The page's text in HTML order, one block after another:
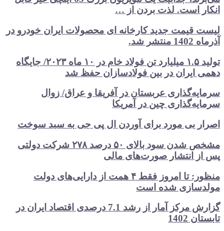
انکار است. لذت بردن از …
لیست قیمت جدید کارخانه ای محصولات ایران خودرو در
آذرماه 1402 منتشر شد.
تولید ۱.۵ میلیارد تن فولاد خام در ۱۰ ماه ۲۰۲۳/ جایگاه
دهمی ایران در بین فولادسازان حفظ شد
سرمایه‌گذاری عربستان در آفریقا و عراق/ زوال
سرمایه‌گذاری چین در آمریکا
اصرار بی مورد برای آوردن ال پی جی به سبد سوخت
مشخص شدن سود بالای ۵۰ درصد ۲۷۸ شرکت دولتی
پس از انتشار صورت‌های مالی
منظور: تا امروز فقط ۴ همت از دارایی‌های دولت
مولدسازی شده است
گزارش مرکز آمار از رشد 7.1 درصدی اقتصاد ایران در
تابستان 1402